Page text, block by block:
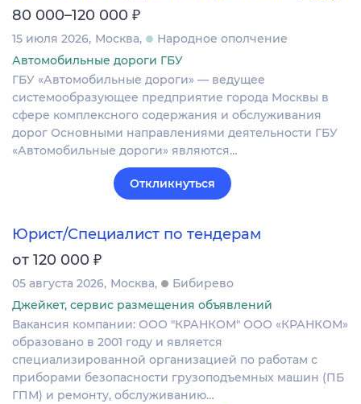
80 000–120 000 ₽
15 июля 2026 Москва
Народное ополчение
Автомобильные дороги ГБУ
ГБУ «Автомобильные дороги» — ведущее
системообразующее предприятие города Москвы в
сфере комплексного содержания и обслуживания
дорог Основными направлениями деятельности ГБУ
«Автомобильные дороги» являются…
Откликнуться
Юрист/Специалист по тендерам
от 120 000 ₽
05 августа 2026 Москва
Бибирево
Джейкет, сервис размещения объявлений
Вакансия компании: ООО "КРАНКОМ" ООО «КРАНКОМ»
образовано в 2001 году и является
специализированной организацией по работам с
приборами безопасности грузоподъемных машин (ПБ
ГПМ) и ремонту, обслуживанию…